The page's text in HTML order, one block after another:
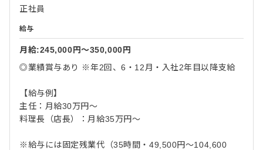
正社員
給与
月給:245,000円〜350,000円
◎業績賞与あり ※年2回、6・12月・入社2年目以降支給
【給与例】
主任：月給30万円～
料理長（店長）：月給35万円～
※給与には固定残業代（35時間・49,500円～104,600